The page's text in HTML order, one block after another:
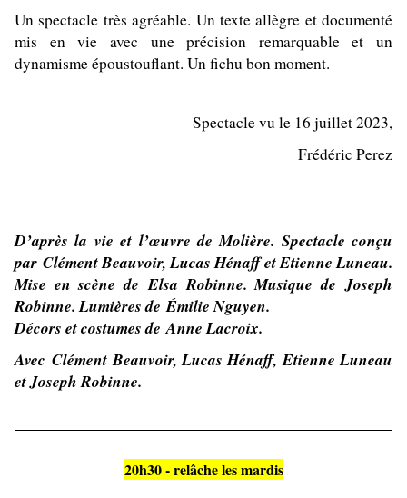
Un spectacle très agréable. Un texte allègre et documenté
mis en vie avec une précision remarquable et un
dynamisme époustouflant. Un fichu bon moment.
Spectacle vu le 16 juillet 2023,
Frédéric Perez
D’après la vie et l’œuvre de Molière. Spectacle conçu
par Clément Beauvoir, Lucas Hénaff et Etienne Luneau.
Mise en scène deElsa Robinne.Musique deJoseph
Robinne.Lumières de Émilie Nguyen.
Décors et costumes deAnne Lacroix.
AvecClément Beauvoir, Lucas Hénaff, Etienne Luneau
et Joseph Robinne.
20h30 - relâche les mardis